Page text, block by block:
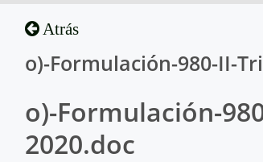
Atrás
o)-Formulación-980-II-
o)-Formulación-
2020.doc